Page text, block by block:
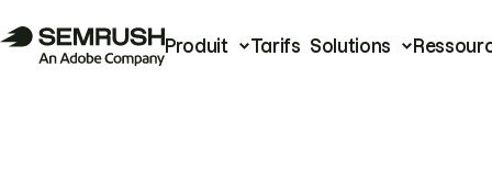
Produit Tarifs Solutions